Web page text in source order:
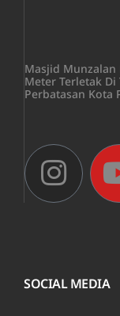
Masjid Munzalan
Meter Terletak
Perbatasan Kota
SOCIAL MEDIA